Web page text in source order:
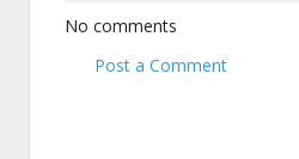
No comments
Post a Comment